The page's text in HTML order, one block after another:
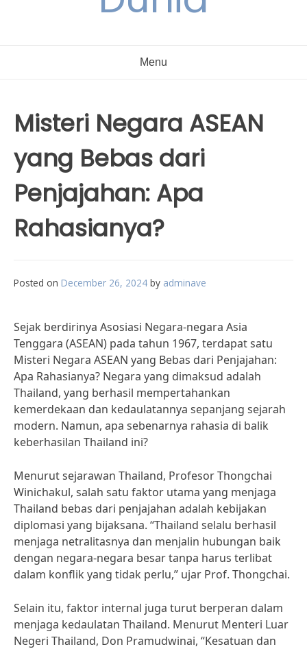
Menu
Misteri Negara ASEAN
yang Bebas dari
Penjajahan: Apa
Rahasianya?
Posted on December 26, 2024 by adminave
Sejak berdirinya Asosiasi Negara-negara Asia
Tenggara (ASEAN) pada tahun 1967, terdapat satu
Misteri Negara ASEAN yang Bebas dari Penjajahan:
Apa Rahasianya? Negara yang dimaksud adalah
Thailand, yang berhasil mempertahankan
kemerdekaan dan kedaulatannya sepanjang sejarah
modern. Namun, apa sebenarnya rahasia di balik
keberhasilan Thailand ini?
Menurut sejarawan Thailand, Profesor Thongchai
Winichakul, salah satu faktor utama yang menjaga
Thailand bebas dari penjajahan adalah kebijakan
diplomasi yang bijaksana. “Thailand selalu berhasil
menjaga netralitasnya dan menjalin hubungan baik
dengan negara-negara besar tanpa harus terlibat
dalam konflik yang tidak perlu,” ujar Prof. Thongchai.
Selain itu, faktor internal juga turut berperan dalam
menjaga kedaulatan Thailand. Menurut Menteri Luar
Negeri Thailand, Don Pramudwinai, “Kesatuan dan